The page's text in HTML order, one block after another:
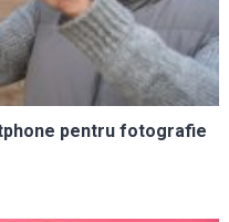
pentru fotografie